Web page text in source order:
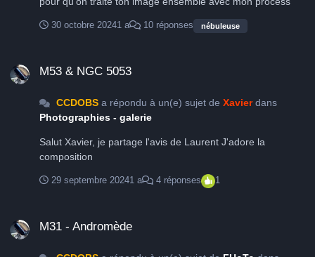
30 octobre 20241 a 10 réponses nébuleuse
M53 & NGC 5053
CCDOBSa répondu à un(e) sujet de Xavierdans
Photographies - galerie
Salut Xavier, je partage l'avis de Laurent J'adore la
composition
29 septembre 20241 a 4 réponses 1
M31 - Andromède